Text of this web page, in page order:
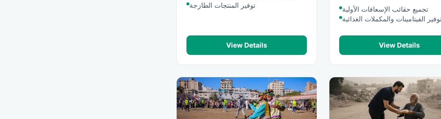
توفير المنتجات الطازجة
View Details
تجميع حقائب الإسعافات الأولية
الفيتامينات والمكملات الغذائية
View Details